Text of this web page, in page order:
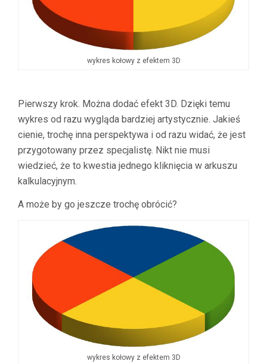
wykres kołowy z efektem 3D
Pierwszy krok. Można dodać efekt 3D. Dzięki temu
wykres od razu wygląda bardziej artystycznie. Jakieś
cienie, trochę inna perspektywa i od razu widać, że jest
przygotowany przez specjalistę. Nikt nie musi
wiedzieć, że to kwestia jednego kliknięcia w arkuszu
kalkulacyjnym.
A może by go jeszcze trochę obrócić?
wykres kołowy z efektem 3D